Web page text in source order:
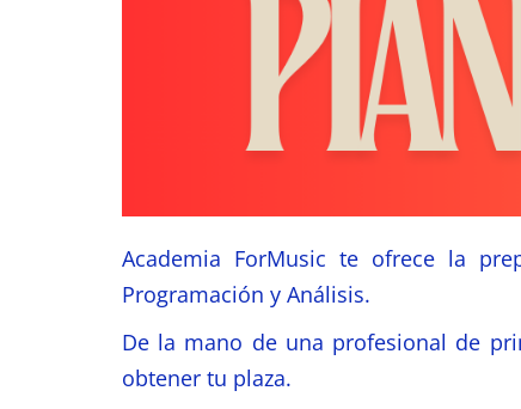
Academia ForMusic te ofrece la
Programación y Análisis.
De la mano de una profesional de
obtener tu plaza.